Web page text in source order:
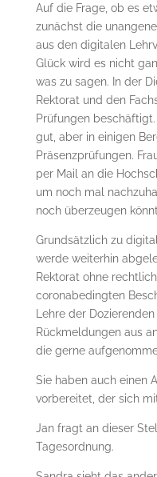
Auf die Frage, ob es
zunächst die
aus den digitalen
Glück wird es nicht
was zu sagen. In der
Rektorat und den
Prüfungen
gut, aber in einigen
Präsenzprüfungen.
per Mail an die
um noch mal
noch überzeugen
Grundsätzlich zu
werde weiterhin
Rektorat ohne
coronabedingten
Lehre der
Rückmeldungen aus
die gerne
Sie haben auch einen
vorbereitet, der sich
Jan fragt an dieser
Tagesordnung.